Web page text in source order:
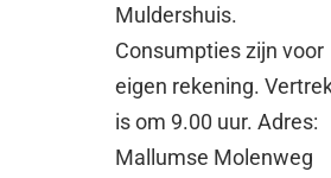
Muldershuis.
Consumpties zijn voor
eigen rekening.
is om 9.00 uur. Adres:
Mallumse Molenweg